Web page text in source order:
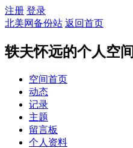
注册 登录
北美网备份站 返回首页
轶夫怀远的个人空间
空间首页
动态
记录
主题
留言板
个人资料